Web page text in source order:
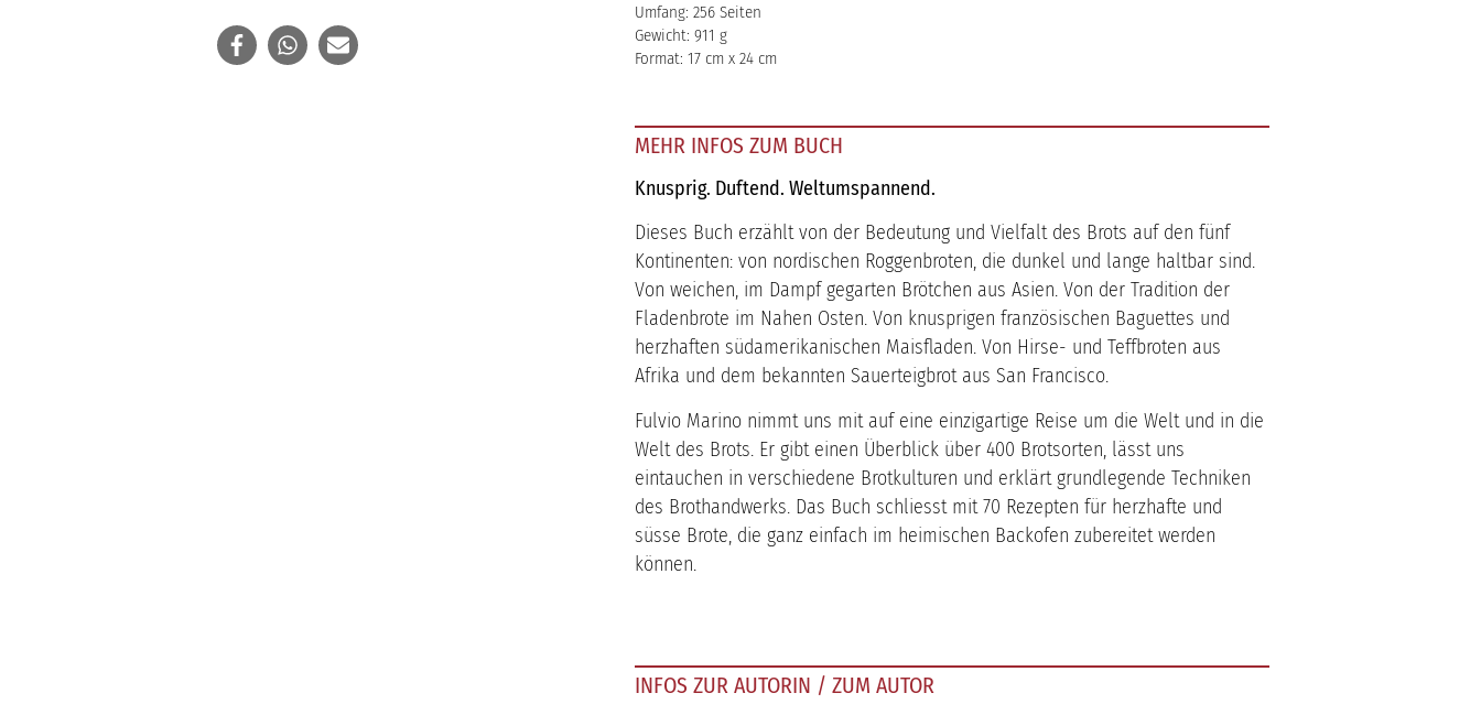
Umfang: 256 Seiten
Gewicht: 911 g
Format: 17 cm x 24 cm
MEHR INFOS ZUM BUCH
Knusprig. Duftend. Weltumspannend.
Dieses Buch erzählt von der Bedeutung und Vielfalt des Brots auf den fünf
Kontinenten: von nordischen Roggenbroten, die dunkel und lange haltbar sind.
Von weichen, im Dampf gegarten Brötchen aus Asien. Von der Tradition der
Fladenbrote im Nahen Osten. Von knusprigen französischen Baguettes und
herzhaften südamerikanischen Maisfladen. Von Hirse- und Teffbroten aus
Afrika und dem bekannten Sauerteigbrot aus San Francisco.
Fulvio Marino nimmt uns mit auf eine einzigartige Reise um die Welt und in die
Welt des Brots. Er gibt einen Überblick über 400 Brotsorten, lässt uns
eintauchen in verschiedene Brotkulturen und erklärt grundlegende Techniken
des Brothandwerks. Das Buch schliesst mit 70 Rezepten für herzhafte und
süsse Brote, die ganz einfach im heimischen Backofen zubereitet werden
können.
INFOS ZUR AUTORIN / ZUM AUTOR